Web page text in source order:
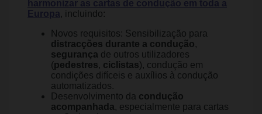
harmonizar as cartas de condução em toda a
Europa, incluindo:
Novos requisitos: Sensibilização para
distracções durante a condução,
segurança de outros utilizadores
(pedestres, ciclistas), condução em
condições difíceis e auxílios à condução
automatizados.
Desenvolvimento da condução
acompanhada, especialmente para cartas